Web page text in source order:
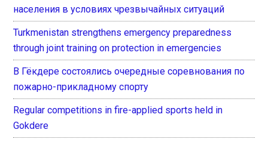
населения в условиях чрезвычайных ситуаций
Turkmenistan strengthens emergency preparedness
through joint training on protection in emergencies
В Гёкдере состоялись очередные соревнования по
пожарно-прикладному спорту
Regular competitions in fire-applied sports held in
Gokdere